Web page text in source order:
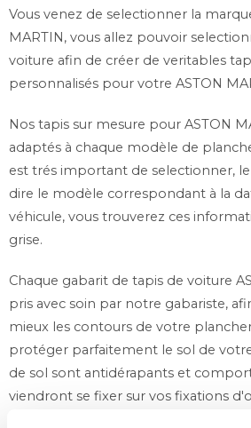
Vous venez de selectionner la
MARTIN, vous allez pouvoir
voiture afin de créer de veritables
personnalisés pour votre ASTON
Nos tapis sur mesure pour ASTON
adaptés à chaque modèle de
est trés important de selectionner,
dire le modèle correspondant à la
véhicule, vous trouverez ces
grise.
Chaque gabarit de tapis de voiture
pris avec soin par notre gabariste,
mieux les contours de votre
protéger parfaitement le sol de
de sol sont antidérapants et
viendront se fixer sur vos fixations
véhicule en est pourvu. Si vous